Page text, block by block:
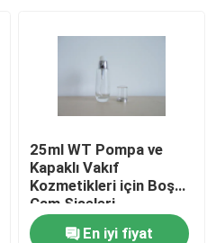
25ml WT Pompa ve
Kapaklı Vakıf
Kozmetikleri için Boş
Cam Şişeleri
Püskürtme
En iyi fiyat